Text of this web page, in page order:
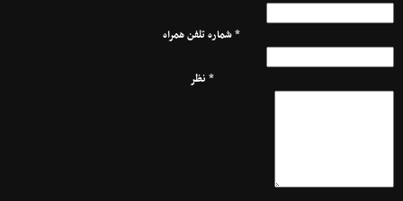
* شماره تلفن همراه